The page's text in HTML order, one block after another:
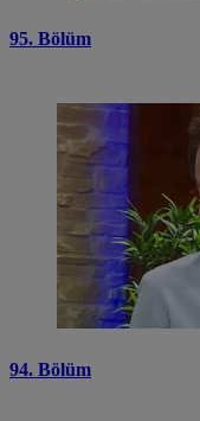
95. Bölüm
94. Bölüm